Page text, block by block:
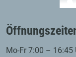
Mo-Fr 7:00 – 16:45